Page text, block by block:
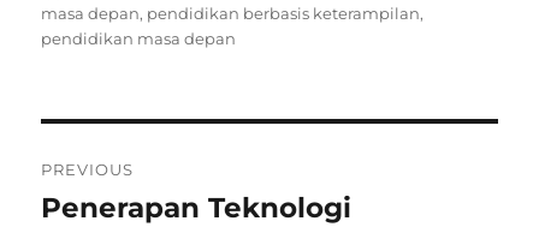
on
masa depan, pendidikan berbasis keterampilan,
pendidikan masa depan
pos
PREVIOUS
Previous
Penerapan Teknologi